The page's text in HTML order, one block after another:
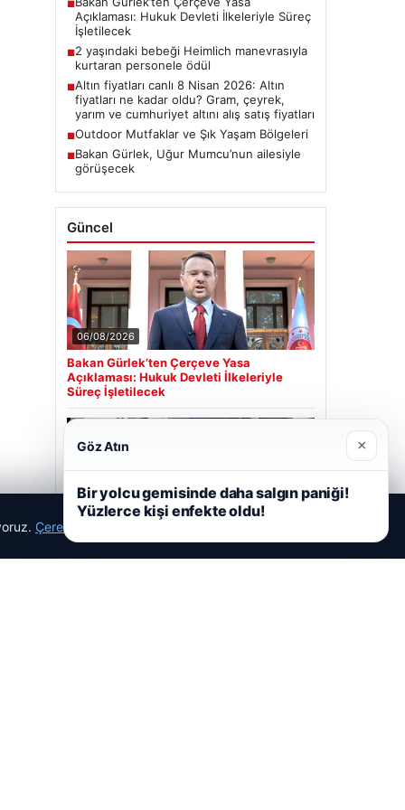
■
Açıklaması: Hukuk Devleti İlkeleriyle Süreç
İşletilecek
■2 yaşındaki bebeği Heimlich manevrasıyla
kurtaran personele ödül
■Altın fiyatları canlı 8 Nisan 2026: Altın
fiyatları ne kadar oldu? Gram, çeyrek,
yarım ve cumhuriyet altını alış satış fiyatları
■Outdoor Mutfaklar ve Şık Yaşam Bölgeleri
■Bakan Gürlek, Uğur Mumcu’nun ailesiyle
görüşecek
Güncel
06/08/2026
Bakan Gürlek’ten Çerçeve Yasa
Açıklaması: Hukuk Devleti İlkeleriyle
Süreç İşletilecek
05/08/2026
kurtaran personele ödül
Çerez Politikamız
Göz Atın ×
Bir yolcu gemisinde daha salgın paniği!
Yüzlerce kişi enfekte oldu!